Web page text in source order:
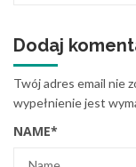
Dodaj
Twój adres email nie
wypełnienie jest
NAME*